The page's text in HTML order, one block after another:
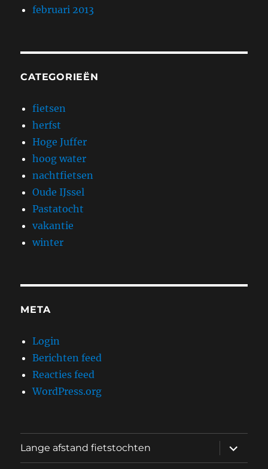
februari 2013
CATEGORIEËN
fietsen
herfst
Hoge Juffer
hoog water
nachtfietsen
Oude IJssel
Pastatocht
vakantie
winter
META
Login
Berichten feed
Reacties feed
WordPress.org
Lange afstand fietstochten